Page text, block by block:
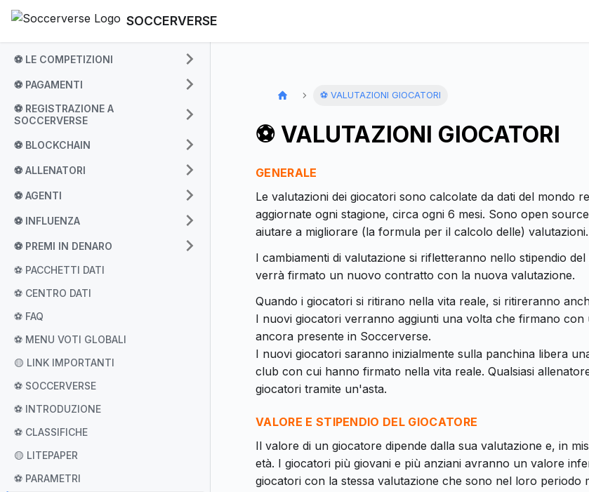
SOCCERVERSE
⚽ LE COMPETIZIONI
⚽ PAGAMENTI
⚽ REGISTRAZIONE A
SOCCERVERSE
⚽ BLOCKCHAIN
⚽ ALLENATORI
⚽ AGENTI
⚽ INFLUENZA
⚽ PREMI IN DENARO
⚽ PACCHETTI DATI
⚽ CENTRO DATI
⚽ FAQ
⚽ MENU VOTI GLOBALI
🟡 LINK IMPORTANTI
⚽ SOCCERVERSE
⚽ INTRODUZIONE
⚽ CLASSIFICHE
🟡 LITEPAPER
⚽ PARAMETRI
⚽ VALUTAZIONI GIOCATORI
⚽ VALUTAZIONI GIOCATORI
GENERALE
Le valutazioni dei giocatori sono calcolate da dati del mondo
aggiornate ogni stagione, circa ogni 6 mesi. Sono open
aiutare a migliorare (la formula per il calcolo delle) valutazioni.
I cambiamenti di valutazione si rifletteranno nello stipendio
verrà firmato un nuovo contratto con la nuova valutazione.
Quando i giocatori si ritirano nella vita reale, si ritireranno
I nuovi giocatori verranno aggiunti una volta che firmano
ancora presente in Soccerverse.
I nuovi giocatori saranno inizialmente sulla panchina libera
club con cui hanno firmato nella vita reale. Qualsiasi
giocatori tramite un'asta.
VALORE E STIPENDIO DEL GIOCATORE
Il valore di un giocatore dipende dalla sua valutazione e, in
età. I giocatori più giovani e più anziani avranno un valore
giocatori con la stessa valutazione che sono nel loro periodo